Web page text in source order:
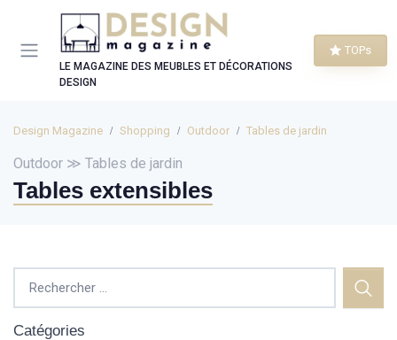
LE MAGAZINE DES MEUBLES ET DÉCORATIONS
DESIGN
TOPs
Design Magazine Shopping Outdoor Tables de jardin
Outdoor ≫ Tables de jardin
Tables extensibles
Catégories
Panneau de gestion des cookies